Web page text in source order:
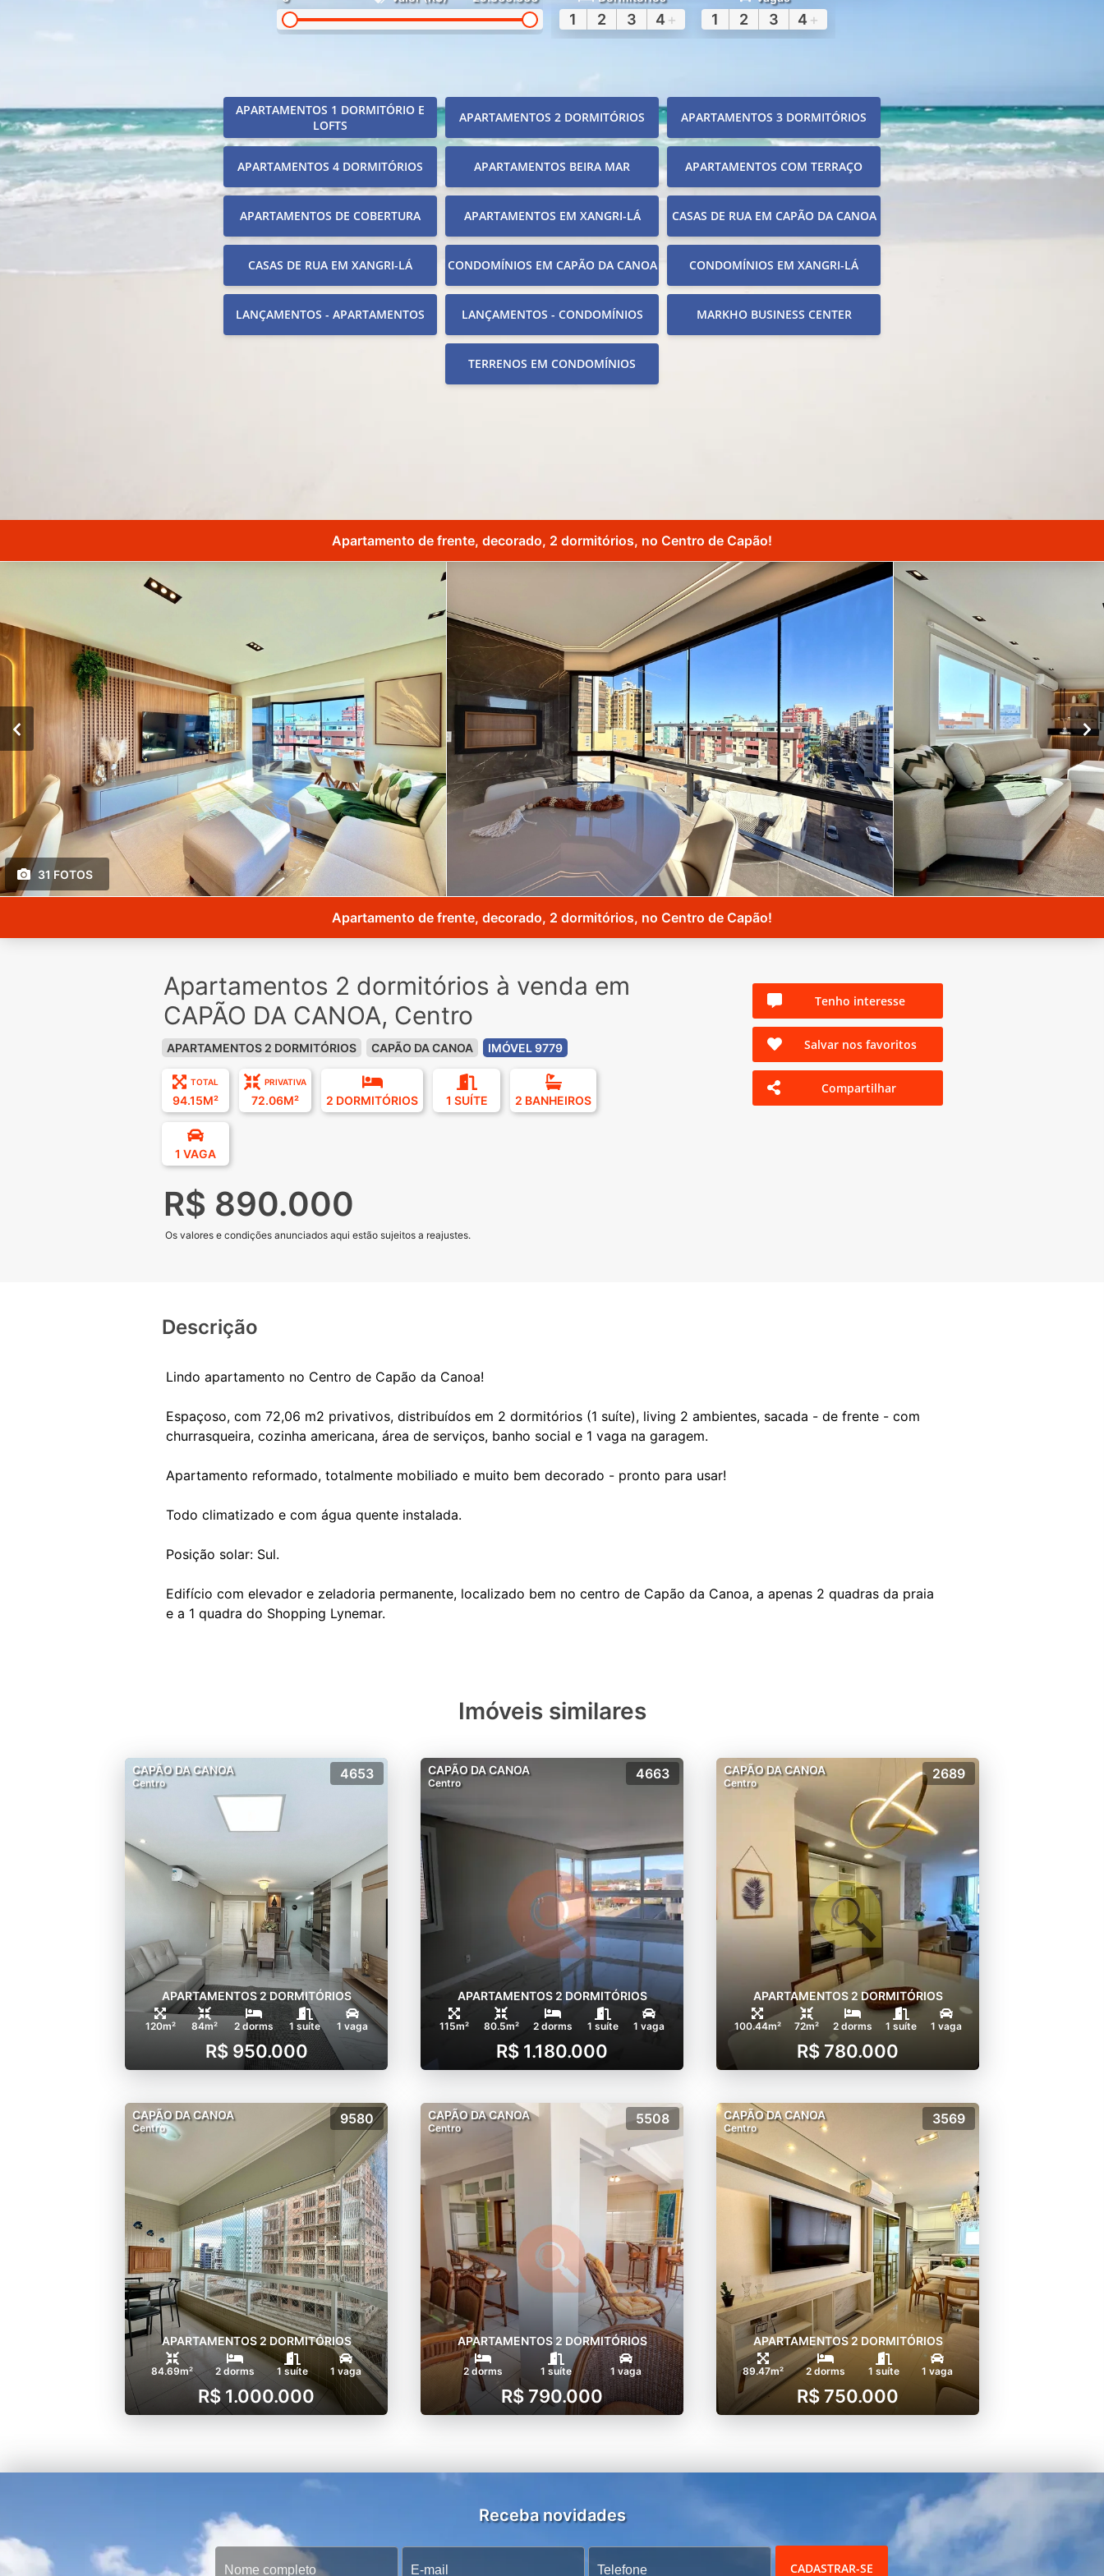
1 2 3 4 + 1 2 3 4 +
APARTAMENTOS 1 DORMITÓRIO E
LOFTS
APARTAMENTOS 2 DORMITÓRIOS APARTAMENTOS 3 DORMITÓRIOS
APARTAMENTOS 4 DORMITÓRIOS APARTAMENTOS BEIRA MAR APARTAMENTOS COM TERRAÇO
APARTAMENTOS DE COBERTURA APARTAMENTOS EM XANGRI-LÁ CASAS DE RUA EM CAPÃO DA CANOA
CASAS DE RUA EM XANGRI-LÁ CONDOMÍNIOS EM CAPÃO DA CANOA CONDOMÍNIOS EM XANGRI-LÁ
LANÇAMENTOS - APARTAMENTOS LANÇAMENTOS - CONDOMÍNIOS MARKHO BUSINESS CENTER
TERRENOS EM CONDOMÍNIOS
Apartamento de frente, decorado, 2 dormitórios, no Centro de Capão!
31 FOTOS
Apartamento de frente, decorado, 2 dormitórios, no Centro de Capão!
Apartamentos 2 dormitórios à venda em
CAPÃO DA CANOA, Centro
APARTAMENTOS 2 DORMITÓRIOS CAPÃO DA CANOA IMÓVEL 9779
TOTAL
94.15M²
PRIVATIVA
72.06M² 2 DORMITÓRIOS 1 SUÍTE 2 BANHEIROS
1 VAGA
R$ 890.000
Os valores e condições anunciados aqui estão sujeitos a reajustes.
Tenho interesse
Salvar nos favoritos
Compartilhar
Descrição
Lindo apartamento no Centro de Capão da Canoa!
Espaçoso, com 72,06 m2 privativos, distribuídos em 2 dormitórios (1 suíte), living 2 ambientes, sacada - de frente - com
churrasqueira, cozinha americana, área de serviços, banho social e 1 vaga na garagem.
Apartamento reformado, totalmente mobiliado e muito bem decorado - pronto para usar!
Todo climatizado e com água quente instalada.
Posição solar: Sul.
Edifício com elevador e zeladoria permanente, localizado bem no centro de Capão da Canoa, a apenas 2 quadras da praia
Imóveis similares
CAPÃO DA CANOA
Centro
4653
APARTAMENTOS 2 DORMITÓRIOS
120m² 84m² 2 dorms 1 suíte 1 vaga
R$ 950.000
CAPÃO DA CANOA
Centro
4663
APARTAMENTOS 2 DORMITÓRIOS
115m² 80.5m² 2 dorms 1 suíte 1 vaga
R$ 1.180.000
CAPÃO DA CANOA
Centro
2689
APARTAMENTOS 2 DORMITÓRIOS
100.44m² 72m² 2 dorms 1 suíte 1 vaga
R$ 780.000
CAPÃO DA CANOA
Centro
9580
APARTAMENTOS 2 DORMITÓRIOS
84.69m² 2 dorms 1 suíte 1 vaga
R$ 1.000.000
CAPÃO DA CANOA
Centro
5508
APARTAMENTOS 2 DORMITÓRIOS
2 dorms 1 suíte 1 vaga
R$ 790.000
CAPÃO DA CANOA
Centro
3569
APARTAMENTOS 2 DORMITÓRIOS
89.47m² 2 dorms 1 suíte 1 vaga
R$ 750.000
Receba novidades
CADASTRAR-SE